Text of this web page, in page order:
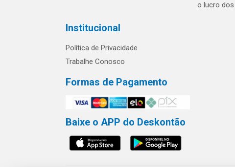
o lucro
Institucional
Política de Privacidade
Trabalhe Conosco
Formas de Pagamento
Baixe o APP do Deskontão